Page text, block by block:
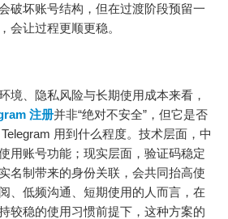
破坏账号结构，但在过渡阶段预留一
会让过程更顺更稳。
境、隐私风险与长期使用成本来看，
注册并非“绝对不安全”，但它是否
用到什么程度。技术层面，中
用账号功能；现实层面，验证码稳定
名制带来的身份关联，会共同抬高使
、低频沟通、短期使用的人而言，在
较稳的使用习惯前提下，这种方案的